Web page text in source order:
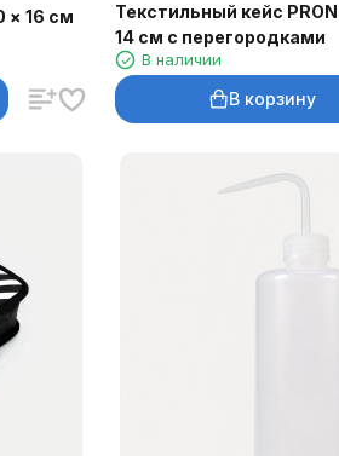
× 16 см
Текстильный кейс
14 см с перегородками
В наличии
В корзину